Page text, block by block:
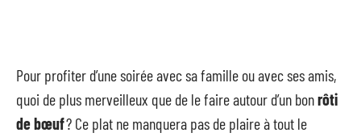
Pour profiter d’une soirée avec sa famille ou avec ses amis,
quoi de plus merveilleux que de le faire autour d’un bonrôti
de bœuf? Ce plat ne manquera pas de plaire à tout le